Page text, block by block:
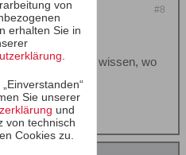
#8
Laden für
kaufen Leute, die wissen, wo
nicht!
hin!
von
erhalten Sie in
Sie unserer
und
von technisch
Cookies zu.